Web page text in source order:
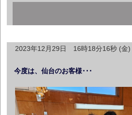
2023年12月29日 16時18分16秒 (金)
今度は、仙台のお客様･･･